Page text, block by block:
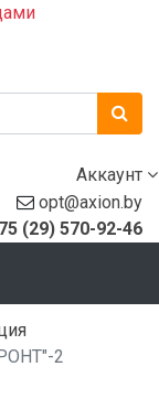
Аккаунт
opt@axion.by
(29) 570-92-46
2